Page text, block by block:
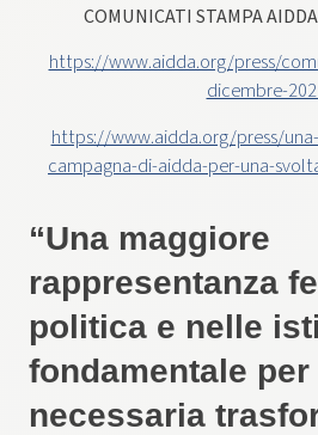
COMUNICATI STAMPA
https://www.aidda.org/press/
dicembre-
https://www.aidda.org/press/
campagna-di-aidda-per-una-
“Una maggiore
rappresentanza
politica e nelle
fondamentale per
necessaria